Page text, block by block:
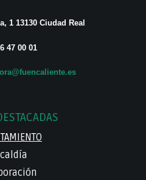
1 13130 Ciudad Real
47 00 01